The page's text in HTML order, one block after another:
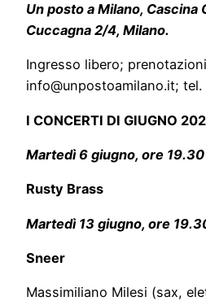
Un posto a Milano, Cascina
Cuccagna 2/4, Milano.
Ingresso libero;
info@unpostoamilano.it;
I CONCERTI DI GIUGNO
Martedì 6 giugno, ore
Rusty Brass
Martedì 13 giugno, ore
Sneer
Massimiliano Milesi (sax,